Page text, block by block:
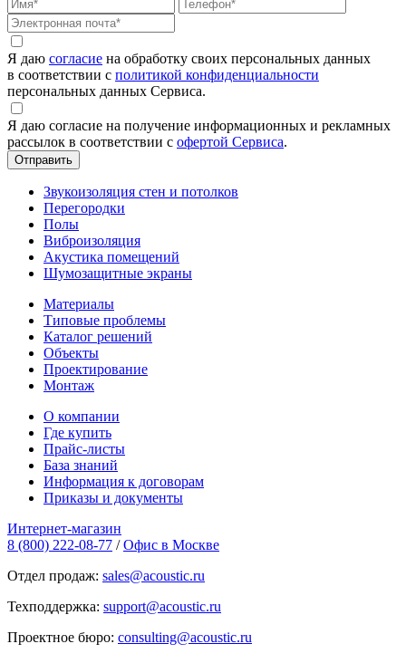
Я даю согласие на обработку своих персональных данных
в соответствии с политикой конфиденциальности
персональных данных Сервиса.
Я даю согласие на получение информационных и рекламных
рассылок в соответствии с офертой Сервиса.
Звукоизоляция стен и потолков
Перегородки
Полы
Виброизоляция
Акустика помещений
Шумозащитные экраны
Материалы
Типовые проблемы
Каталог решений
Объекты
Проектирование
Монтаж
О компании
Где купить
Прайс-листы
База знаний
Информация к договорам
Приказы и документы
Интернет-магазин
8 (800) 222-08-77 / Офис в Москве
Отдел продаж: sales@acoustic.ru
Техподдержка: support@acoustic.ru
Проектное бюро: consulting@acoustic.ru